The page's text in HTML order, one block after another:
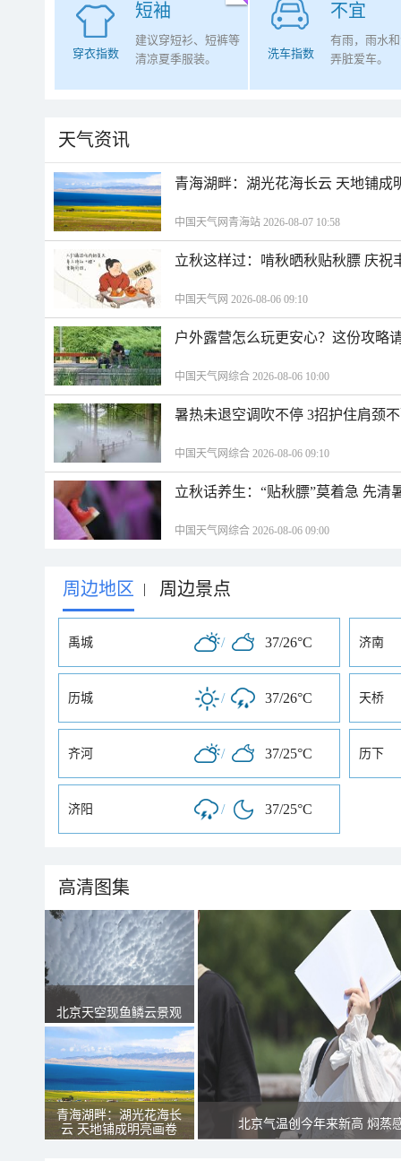
短袖
穿衣指数
建议穿短衫、短裤等
清凉夏季服装。
不宜
洗车指数
有雨，雨水
弄脏爱车。
天气资讯
青海湖畔：湖光花海长云 天地铺成
中国天气网青海站 2026-08-07 10:58
立秋这样过：啃秋晒秋贴秋膘 庆祝
中国天气网 2026-08-06 09:10
户外露营怎么玩更安心？这份攻略
中国天气网综合 2026-08-06 10:00
暑热未退空调吹不停 3招护住肩颈
中国天气网综合 2026-08-06 09:10
立秋话养生：“贴秋膘”莫着急 先清
中国天气网综合 2026-08-06 09:00
周边地区 | 周边景点
禹城 / 37/26°C 济南
历城 / 37/26°C 天桥
齐河 / 37/25°C 历下
济阳 / 37/25°C
高清图集
北京天空现鱼鳞云景观
青海湖畔：湖光花海长
云 天地铺成明亮画卷
北京气温创今年来新高 焖蒸